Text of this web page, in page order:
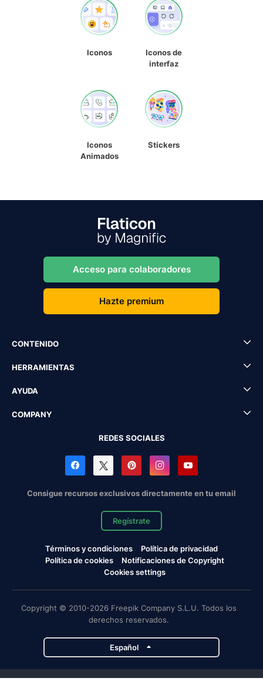
Iconos
Iconos de
interfaz
Iconos
Animados
Stickers
Acceso para colaboradores
Hazte premium
CONTENIDO
HERRAMIENTAS
AYUDA
COMPANY
REDES SOCIALES
Consigue recursos exclusivos directamente en tu email
Regístrate
Términos y condiciones
Política de privacidad
Política de cookies
Notificaciones de Copyright
Cookies settings
Copyright © 2010-2026 Freepik Company S.L.U. Todos los
derechos reservados.
Español